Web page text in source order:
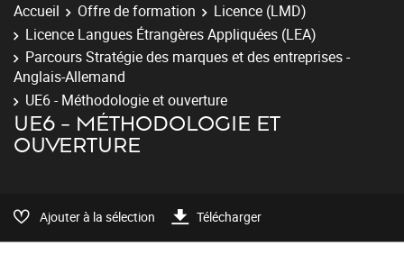
Accueil Offre de formation
Licence (LMD)
Licence Langues Étrangères Appliquées (LEA)
Parcours Stratégie des marques et des entreprises -
Anglais-Allemand
UE6 - Méthodologie et ouverture
UE6 - MÉTHODOLOGIE ET
OUVERTURE
Ajouter à la sélection Télécharger